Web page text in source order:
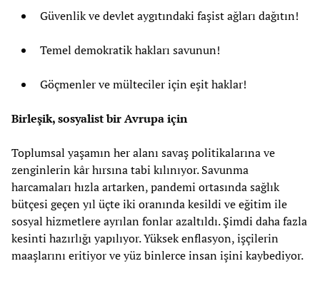
Güvenlik ve devlet aygıtındaki faşist ağları dağıtın!
Temel demokratik hakları savunun!
Göçmenler ve mülteciler için eşit haklar!
Birleşik, sosyalist bir Avrupa için
Toplumsal yaşamın her alanı savaş politikalarına ve
zenginlerin kâr hırsına tabi kılınıyor. Savunma
harcamaları hızla artarken, pandemi ortasında sağlık
bütçesi geçen yıl üçte iki oranında kesildi ve eğitim ile
sosyal hizmetlere ayrılan fonlar azaltıldı. Şimdi daha fazla
kesinti hazırlığı yapılıyor. Yüksek enflasyon, işçilerin
maaşlarını eritiyor ve yüz binlerce insan işini kaybediyor.